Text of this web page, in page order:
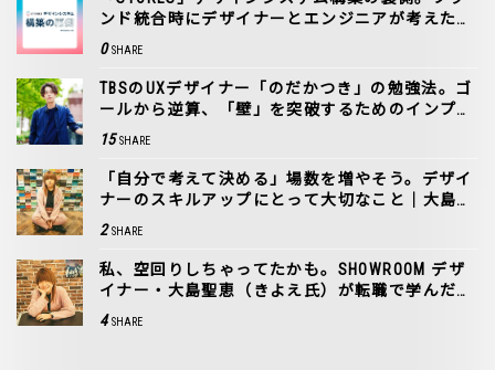
ンド統合時にデザイナーとエンジニアが考えたこ
と
0 SHARE
TBSのUXデザイナー「のだかつき」の勉強法。ゴ
ールから逆算、「壁」を突破するためのインプッ
ト
15 SHARE
「自分で考えて決める」場数を増やそう。デザイ
ナーのスキルアップにとって大切なこと｜大島聖
恵（きよえ氏）
2 SHARE
私、空回りしちゃってたかも。SHOWROOM デザ
イナー・大島聖恵（きよえ氏）が転職で学んだこ
と
4 SHARE